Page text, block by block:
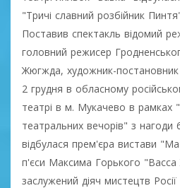
"Тричі славний розбійник
Поставив спектакль відомий
головний режисер
Жюгжда, художник-
2 грудня в обласному
театрі в м. Мукачево в рамках
театральних вечорів" з нагоди
відбулася прем'єра вистави
п'єси Максима Горького
заслужений діяч мистецтв